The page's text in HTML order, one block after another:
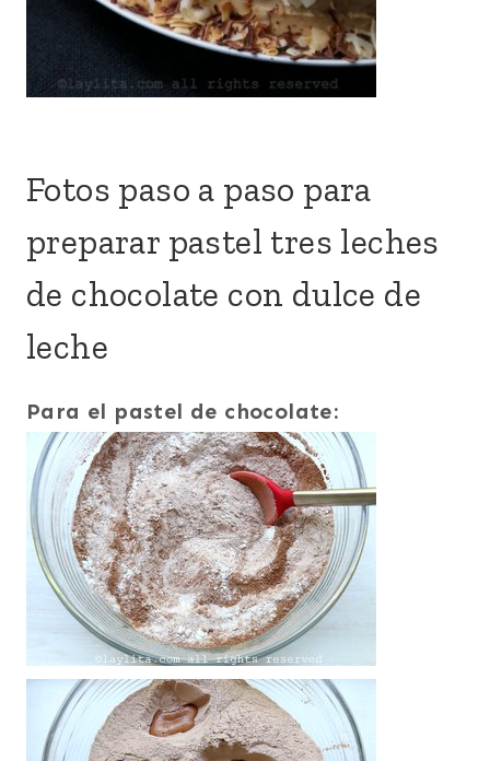
Fotos paso a paso para
preparar pastel tres leches
de chocolate con dulce de
leche
Para el pastel de chocolate: